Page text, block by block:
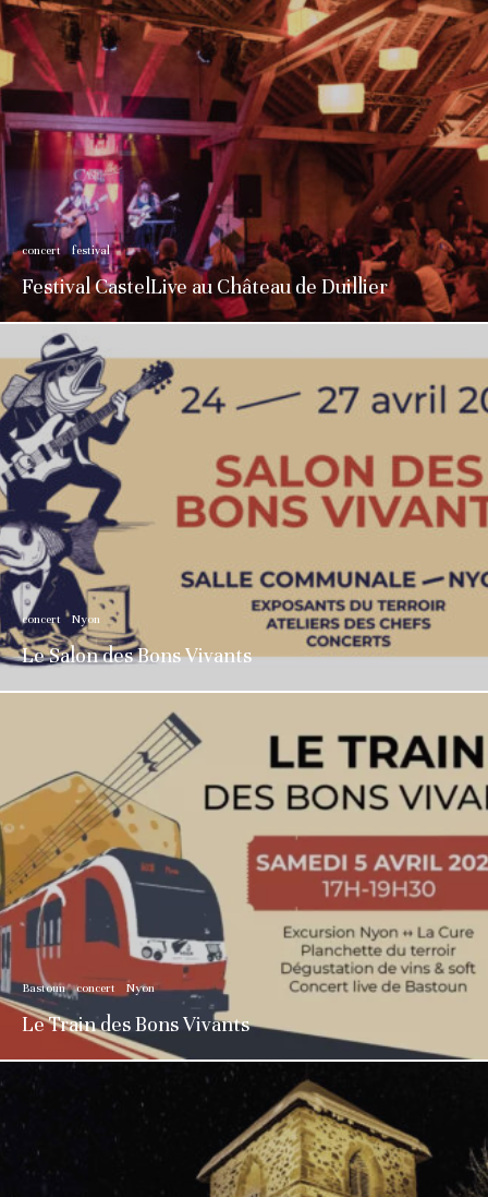
concert festival
Festival CastelLive au Château de Duillier
concert Nyon
Le Salon des Bons Vivants
Bastoun concert Nyon
Le Train des Bons Vivants